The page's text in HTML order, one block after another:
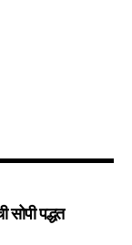
सोपी पद्धत